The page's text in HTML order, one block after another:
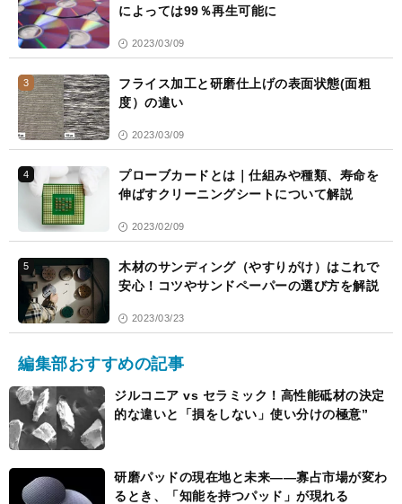
によっては99％再生可能に
2023/03/09
3
フライス加工と研磨仕上げの表面状態(面粗
度）の違い
2023/03/09
4
プローブカードとは｜仕組みや種類、寿命を
伸ばすクリーニングシートについて解説
2023/02/09
5
木材のサンディング（やすりがけ）はこれで
安心！コツやサンドペーパーの選び方を解説
2023/03/23
編集部おすすめの記事
ジルコニア vs セラミック！高性能砥材の決定
的な違いと「損をしない」使い分けの極意”
研磨パッドの現在地と未来――寡占市場が変わ
るとき、「知能を持つパッド」が現れる